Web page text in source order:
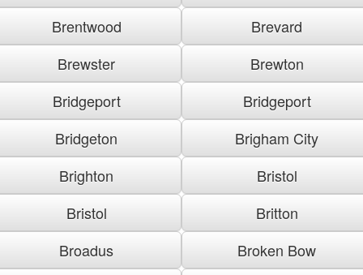
Brentwood
Brevard
Brewster
Brewton
Bridgeport
Bridgeport
Bridgeton
Brigham City
Brighton
Bristol
Bristol
Britton
Broadus
Broken Bow